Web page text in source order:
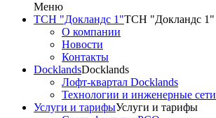
Меню
ТСН "Докландс 1"ТСН "Докландс 1"
О компании
Новости
Контакты
DocklandsDocklands
Лофт-квартал Docklands
Технологии и инженерные сети
Услуги и тарифыУслуги и тарифы